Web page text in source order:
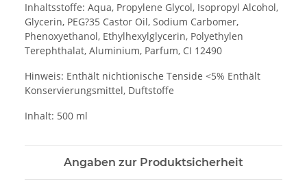
Inhaltsstoffe: Aqua, Propylene Glycol, Isopropyl Alcohol,
Glycerin, PEG?35 Castor Oil, Sodium Carbomer,
Phenoxyethanol, Ethylhexylglycerin, Polyethylen
Terephthalat, Aluminium, Parfum, CI 12490
Hinweis: Enthält nichtionische Tenside <5% Enthält
Konservierungsmittel, Duftstoffe
Inhalt: 500 ml
Angaben zur Produktsicherheit